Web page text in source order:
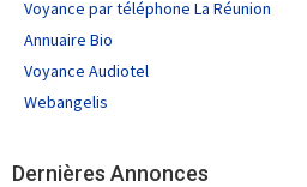
Voyance par téléphone La Réunion
Annuaire Bio
Voyance Audiotel
Webangelis
Dernières Annonces